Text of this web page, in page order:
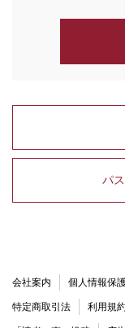
パ
会社案内 個人情報保
特定商取引法 利用規